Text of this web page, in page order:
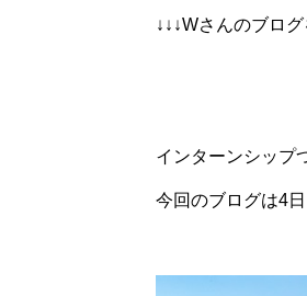
↓↓↓Wさんのブロ
インターンシップ
今回のブログは4